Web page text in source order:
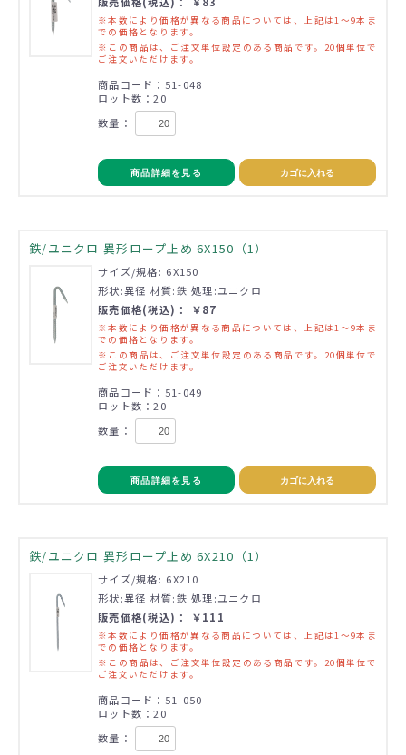
※本数により価格が異なる商品については、上記は1～9本ま
での価格となります。
※この商品は、ご注文単位設定のある商品です。20個単位で
ご注文いただけます。
商品コード：51-048
ロット数：20
数量：
商品詳細を見る カゴに入れる
鉄/ユニクロ 異形ロープ止め 6X150（1）
サイズ/規格: 6X150
形状:異径 材質:鉄 処理:ユニクロ
販売価格(税込)： ￥87
※本数により価格が異なる商品については、上記は1～9本ま
での価格となります。
※この商品は、ご注文単位設定のある商品です。20個単位で
ご注文いただけます。
商品コード：51-049
ロット数：20
数量：
商品詳細を見る カゴに入れる
鉄/ユニクロ 異形ロープ止め 6X210（1）
サイズ/規格: 6X210
形状:異径 材質:鉄 処理:ユニクロ
販売価格(税込)： ￥111
※本数により価格が異なる商品については、上記は1～9本ま
での価格となります。
※この商品は、ご注文単位設定のある商品です。20個単位で
ご注文いただけます。
商品コード：51-050
ロット数：20
数量：